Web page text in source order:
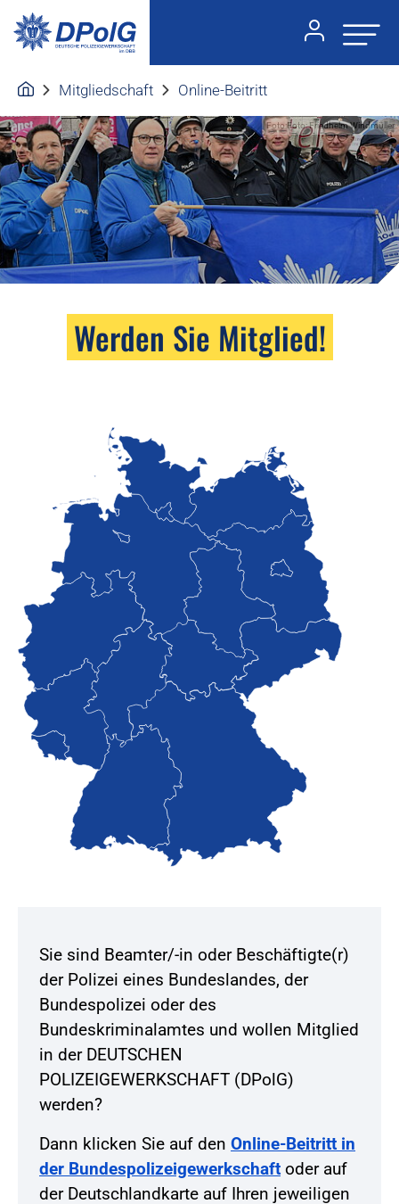
Mitgliedschaft Online-Beitritt
Foto:Foto: Friedhelm Windmüller
Werden Sie Mitglied!
Sie sind Beamter/-in oder Beschäftigte(r)
der Polizei eines Bundeslandes, der
Bundespolizei oder des
Bundeskriminalamtes und wollen Mitglied
in der DEUTSCHEN
POLIZEIGEWERKSCHAFT (DPolG)
werden?
Dann klicken Sie auf den Online-Beitritt in
der Bundespolizeigewerkschaft oder auf
der Deutschlandkarte auf Ihren jeweiligen